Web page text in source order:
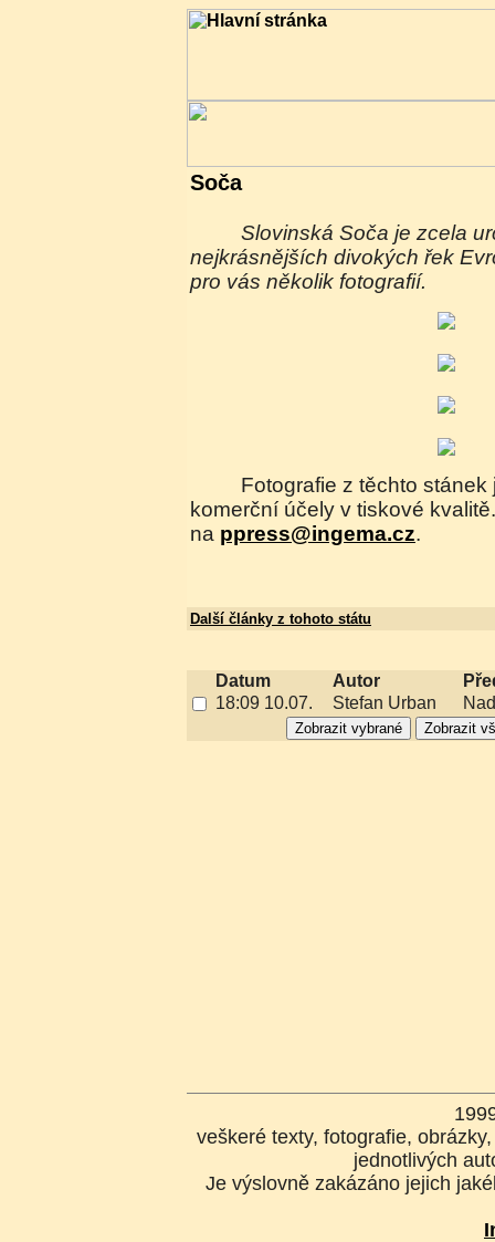
Soča
Slovinská Soča je zcela určitě jednou z
nejkrásnějších divokých řek
pro vás několik fotografií.
Fotografie z těchto stánek jsou k dispozici pro
komerční účely v tiskové
na ppress@ingema.cz.
Další články z tohoto státu
Datum Autor
18:09 10.07.
Stefan Urban
veškeré texty, fotografie,
jednotlivých
Je výslovně zakázáno jejich